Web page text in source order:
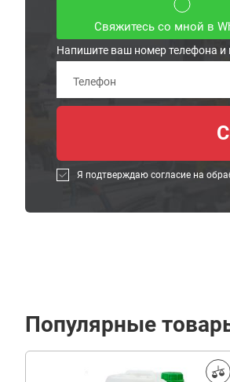
Свяжитесь со мной в
Напишите ваш номер телефона
Я подтверждаю согласие на
Популярные